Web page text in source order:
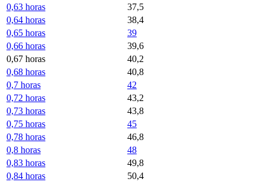
0,63 horas
37,5
0,64 horas
38,4
0,65 horas
39
0,66 horas
39,6
0,67 horas
40,2
0,68 horas
40,8
0,7 horas
42
0,72 horas
43,2
0,73 horas
43,8
0,75 horas
45
0,78 horas
46,8
0,8 horas
48
0,83 horas
49,8
0,84 horas
50,4